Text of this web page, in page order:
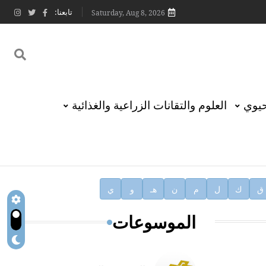
Saturday, Aug 8, 2026 تابعنا:
العلوم والتقانات الزراعية والغذائية
ق ك ل م ن هـ و ي
الموسوعات